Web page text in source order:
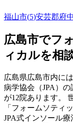
福山市(5)安芸郡府
広島市でフ
ィカルを相
広島県広島市内に
病学協会（JPA）
が12院あります。
「フォームソティ
JPA式インソール